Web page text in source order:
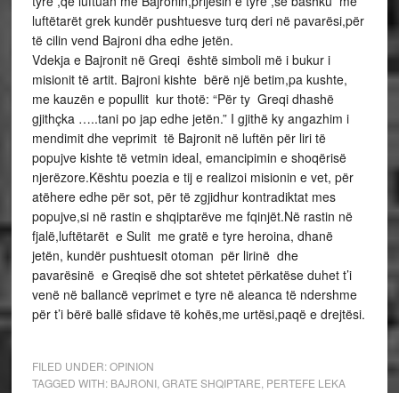
luftëtarët grek kundër pushtuesve turq deri në pavarësi,për
të cilin vend Bajroni dha edhe jetën.
Vdekja e Bajronit në Greqi është simboli më i bukur i
misionit të artit. Bajroni kishte bërë një betim,pa kushte,
me kauzën e popullit kur thotë: “Për ty Greqi dhashë
gjithçka …..tani po jap edhe jetën.” I gjithë ky angazhim i
mendimit dhe veprimit të Bajronit në luftën për liri të
popujve kishte të vetmin ideal, emancipimin e shoqërisë
njerëzore.Kështu poezia e tij e realizoi misionin e vet, për
atëhere edhe për sot, për të zgjidhur kontradiktat mes
popujve,si në rastin e shqiptarëve me fqinjët.Në rastin në
fjalë,luftëtarët e Sulit me gratë e tyre heroina, dhanë
jetën, kundër pushtuesit otoman për lirinë dhe
pavarësinë e Greqisë dhe sot shtetet përkatëse duhet t’i
venë në ballancë veprimet e tyre në aleanca të ndershme
për t’i bërë ballë sfidave të kohës,me urtësi,paqë e drejtësi.
FILED UNDER:OPINION
TAGGED WITH: BAJRONI, GRATE SHQIPTARE PERTEFE LEKA